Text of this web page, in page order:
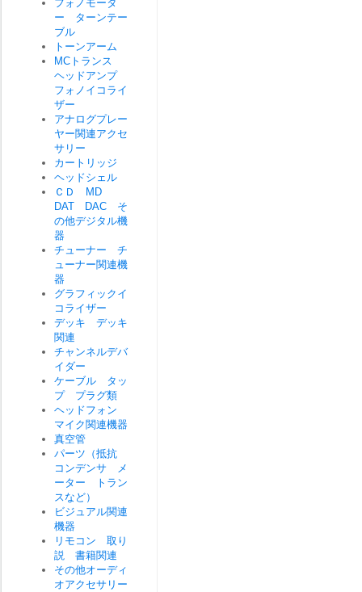
フォノモータ
ー ターンテー
ブル
トーンアーム
MCトランス
ヘッドアンプ
フォノイコライ
ザー
アナログプレー
ヤー関連アクセ
サリー
カートリッジ
ヘッドシェル
ＣＤ MD
DAT DAC そ
の他デジタル機
器
チューナー チ
ューナー関連機
器
グラフィックイ
コライザー
デッキ デッキ
関連
チャンネルデバ
イダー
ケーブル タッ
プ プラグ類
ヘッドフォン
マイク関連機器
真空管
パーツ（抵抗
コンデンサ メ
ーター トラン
スなど）
ビジュアル関連
機器
リモコン 取り
説 書籍関連
その他オーディ
オアクセサリー